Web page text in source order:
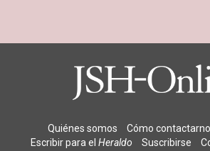
Quiénes somos Cómo
Escribir para el Heraldo Suscribirse